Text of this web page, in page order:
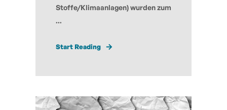
Stoffe/Klimaanlagen) wurden zum
...
Start Reading